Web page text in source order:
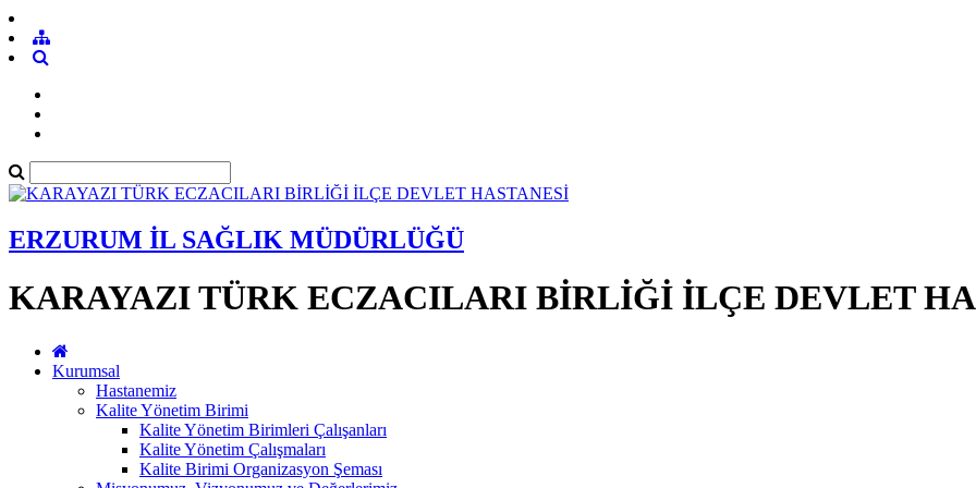
ERZURUM İL SAĞLIK MÜDÜRLÜĞÜ
KARAYAZI TÜRK ECZACILARI BİRLİĞİ İLÇE DEVLET
Kurumsal
Hastanemiz
Kalite Yönetim Birimi
Kalite Yönetim Birimleri Çalışanları
Kalite Yönetim Çalışmaları
Kalite Birimi Organizasyon Şeması